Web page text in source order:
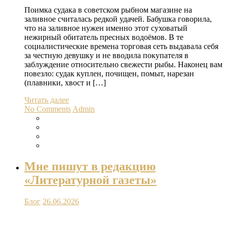
Поимка судака в советском рыбном магазине на
заливное считалась редкой удачей. Бабушка говорила,
что на заливное нужен именно этот суховатый
нежирный обитатель пресных водоёмов. В те
социалистические времена торговая сеть выдавала себя
за честную девушку и не вводила покупателя в
заблуждение относительно свежести рыбы. Наконец вам
повезло: судак куплен, почищен, помыт, нарезан
(плавники, хвост и […]
Читать далее
No Comments Admin
Мне пишут в редакцию
«Литературной газеты»
Блог 26.06.2026